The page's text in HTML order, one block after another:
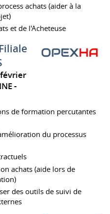
achats (aider à la
et de l'Acheteuse
de formation percutantes
du processus
achats (aide lors de
des outils de suivi de